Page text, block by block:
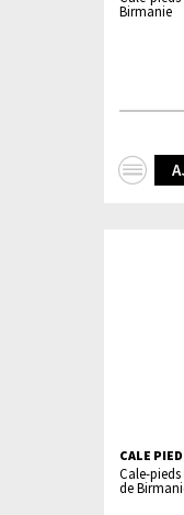
Birmanie
CALE
Cale-pieds
de